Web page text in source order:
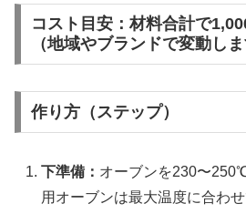
コスト目安：材料合計で
（地域やブランドで変動しま
作り方（ステップ）
下準備： オーブンを230〜
用オーブンは最大温度に合わ